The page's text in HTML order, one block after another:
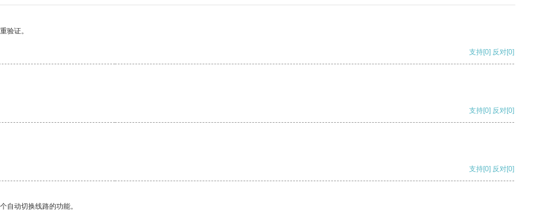
验证。
支持[0] 反对[0]
支持[0] 反对[0]
支持[0] 反对[0]
自动切换线路的功能。